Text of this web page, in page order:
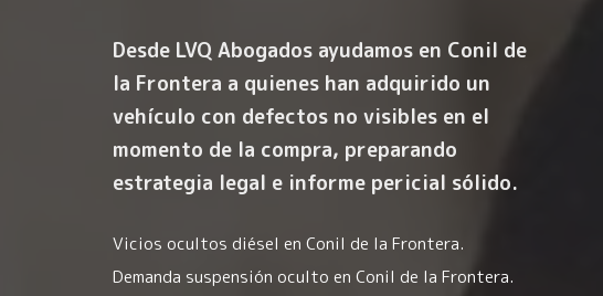
Desde LVQ Abogados ayudamos en Conil de
la Frontera a quienes han adquirido un
vehículo con defectos no visibles en el
momento de la compra, preparando
estrategia legal e informe pericial sólido.
Vicios ocultos diésel en Conil de la Frontera.
Demanda suspensión oculto en Conil de la Frontera.